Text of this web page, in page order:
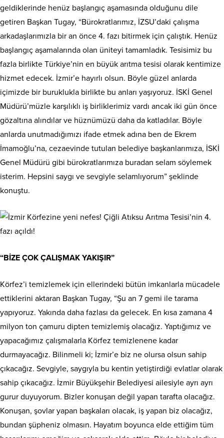
geldiklerinde henüz başlangıç aşamasında olduğunu dile
getiren Başkan Tugay, “Bürokratlarımız, İZSU’daki çalışma
arkadaşlarımızla bir an önce 4. fazı bitirmek için çalıştık. Henüz
başlangıç aşamalarında olan üniteyi tamamladık. Tesisimiz bu
fazla birlikte Türkiye’nin en büyük arıtma tesisi olarak kentimize
hizmet edecek. İzmir’e hayırlı olsun. Böyle güzel anlarda
içimizde bir buruklukla birlikte bu anları yaşıyoruz. İSKİ Genel
Müdürü’müzle karşılıklı iş birliklerimiz vardı ancak iki gün önce
gözaltına alındılar ve hüznümüzü daha da katladılar. Böyle
anlarda unutmadığımızı ifade etmek adına ben de Ekrem
İmamoğlu’na, cezaevinde tutulan belediye başkanlarımıza, İSKİ
Genel Müdürü gibi bürokratlarımıza buradan selam söylemek
isterim. Hepsini saygı ve sevgiyle selamlıyorum” şeklinde
konuştu.
“BİZE ÇOK ÇALIŞMAK YAKIŞIR”
Körfez’i temizlemek için ellerindeki bütün imkanlarla mücadele
ettiklerini aktaran Başkan Tugay, “Şu an 7 gemi ile tarama
yapıyoruz. Yakında daha fazlası da gelecek. En kısa zamana 4
milyon ton çamuru dipten temizlemiş olacağız. Yaptığımız ve
yapacağımız çalışmalarla Körfez temizlenene kadar
durmayacağız. Bilinmeli ki; İzmir’e biz ne olursa olsun sahip
çıkacağız. Sevgiyle, saygıyla bu kentin yetiştirdiği evlatlar olarak
sahip çıkacağız. İzmir Büyükşehir Belediyesi ailesiyle ayrı ayrı
gurur duyuyorum. Bizler konuşan değil yapan tarafta olacağız.
Konuşan, şovlar yapan başkaları olacak, iş yapan biz olacağız,
bundan şüpheniz olmasın. Hayatım boyunca elde ettiğim tüm